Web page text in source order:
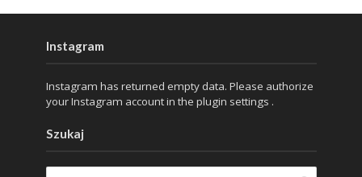
Instagram
Instagram has returned empty data. Please authorize
your Instagram account in the plugin settings .
Szukaj